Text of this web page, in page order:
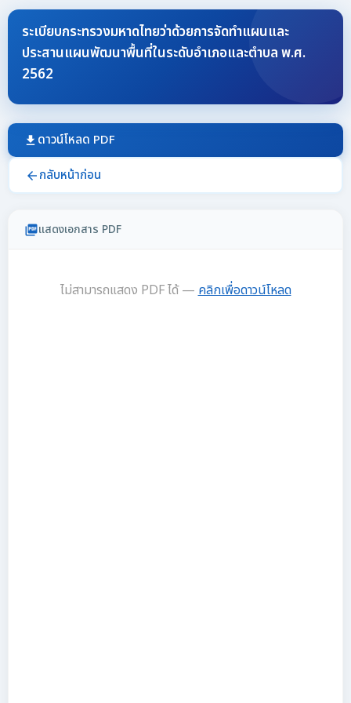
ระเบียบกระทรวงมหาดไทยว่าด้วยการจัดทำแผนและ
ประสานแผนพัฒนาพื้นที่ในระดับอำเภอและตำบล พ.ศ.
2562
download ดาวน์โหลด PDF
arrow_back กลับหน้าก่อน
picture_as_pdfแสดงเอกสาร PDF
ไม่สามารถแสดง PDF ได้ —คลิกเพื่อดาวน์โหลด